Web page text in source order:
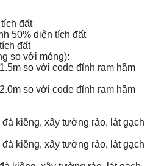
đất
50% diện tích đất
đất
so với móng):
so với code đỉnh ram hầm
so với code đỉnh ram hầm
kiềng, xây tường rào, lát gạch
kiềng, xây tường rào, lát gạch